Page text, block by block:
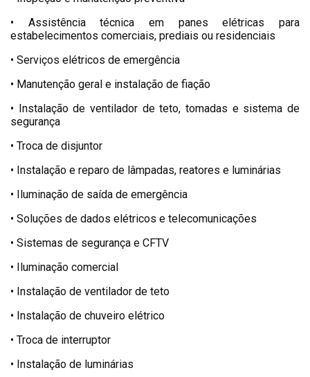
• Assistência técnica em panes elétricas para
estabelecimentos comerciais, prediais ou residenciais
• Serviços elétricos de emergência
• Manutenção geral e instalação de fiação
• Instalação de ventilador de teto, tomadas e sistema de
segurança
• Troca de disjuntor
• Instalação e reparo de lâmpadas, reatores e luminárias
• Iluminação de saída de emergência
• Soluções de dados elétricos e telecomunicações
• Sistemas de segurança e CFTV
• Iluminação comercial
• Instalação de ventilador de teto
• Instalação de chuveiro elétrico
• Troca de interruptor
• Instalação de luminárias